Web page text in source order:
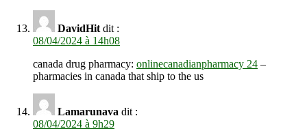
DavidHit dit :
08/04/2024 à 14h08
canada drug pharmacy: onlinecanadianpharmacy 24 –
pharmacies in canada that ship to the us
Lamarunava dit :
08/04/2024 à 9h29